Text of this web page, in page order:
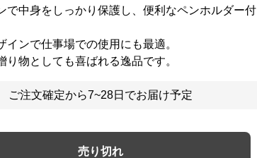
で中身をしっかり保護し、便利なペンホルダー付
インで仕事場での使用にも最適。
り物としても喜ばれる逸品です。
ご注文確定から7~28日でお届け予定
売り切れ